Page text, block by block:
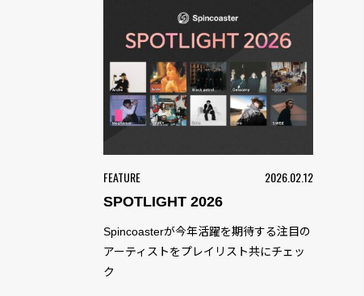
FEATURE 2026.02.12
SPOTLIGHT 2026
Spincoasterが今年活躍を期待する注目の
アーティストをプレイリスト共にチェッ
ク